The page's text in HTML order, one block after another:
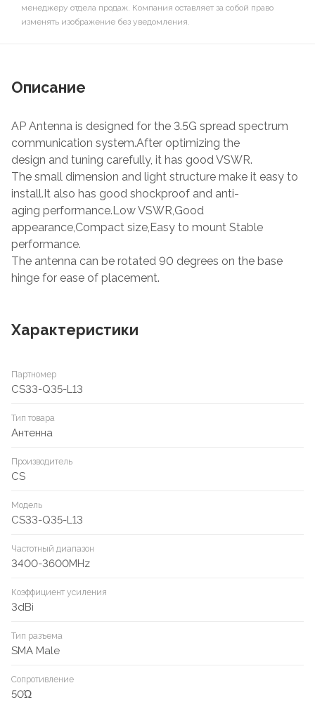
менеджеру отдела продаж. Компания оставляет за собой право
изменять изображение без уведомления.
Описание
AP Antenna is designed for the 3.5G spread spectrum
communication system.After optimizing the
design and tuning carefully, it has good VSWR.
The small dimension and light structure make it easy to
install.It also has good shockproof and anti-
aging performance.Low VSWR,Good
appearance,Compact size,Easy to mount Stable
performance.
The antenna can be rotated 90 degrees on the base
hinge for ease of placement.
Характеристики
Партномер
CS33-Q35-L13
Тип товара
Антенна
Производитель
CS
Модель
CS33-Q35-L13
Частотный диапазон
3400-3600MHz
Коэффициент усиления
3dBi
Тип разъема
SMA Male
Сопротивление
50Ώ